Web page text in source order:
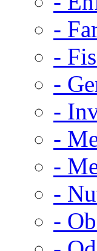
-
-
-
-
-
-
-
-